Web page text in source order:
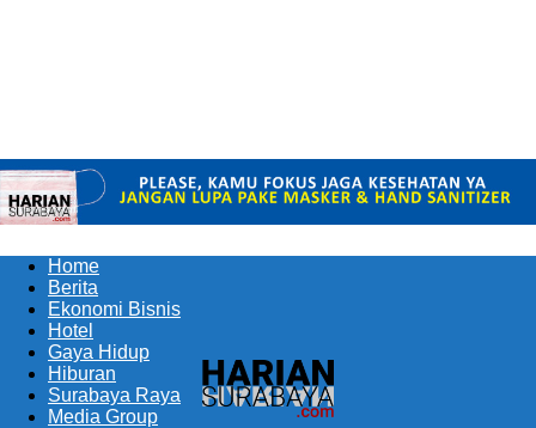
Home
Berita
Ekonomi Bisnis
Hotel
Gaya Hidup
Hiburan
Surabaya Raya
Media Group